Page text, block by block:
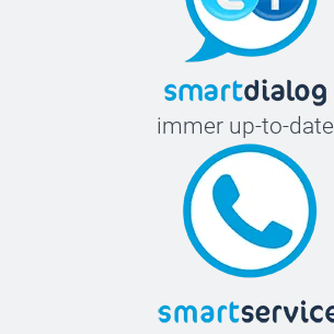
immer up-to-date